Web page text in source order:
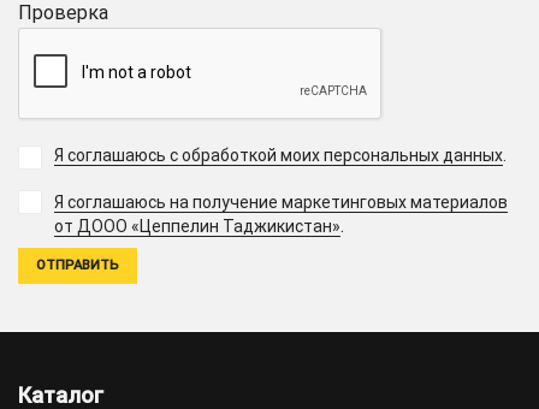
Проверка
Я соглашаюсь с обработкой моих персональных данных
Я соглашаюсь на получение маркетинговых материалов
от ДООО «Цеппелин Таджикистан».
Каталог